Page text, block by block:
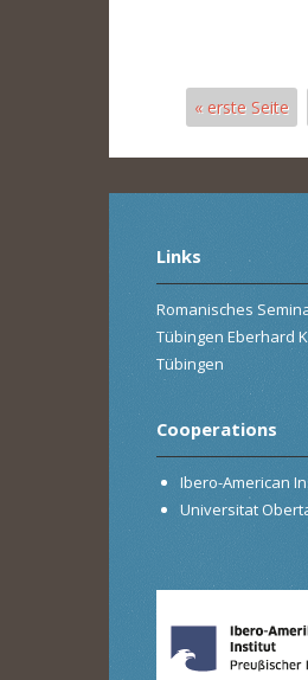
« erste Seite
Links
Romanisches
Tübingen Eberhard
Tübingen
Cooperations
Ibero-American
Universitat